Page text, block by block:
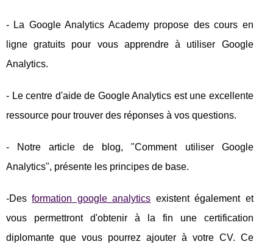
- La Google Analytics Academy propose des cours en
ligne gratuits pour vous apprendre à utiliser Google
Analytics.
- Le centre d'aide de Google Analytics est une excellente
ressource pour trouver des réponses à vos questions.
- Notre article de blog, "Comment utiliser Google
Analytics", présente les principes de base.
-Desformation google analytics existent également et
vous permettront d'obtenir à la fin une certification
diplomante que vous pourrez ajouter à votre CV. Ce